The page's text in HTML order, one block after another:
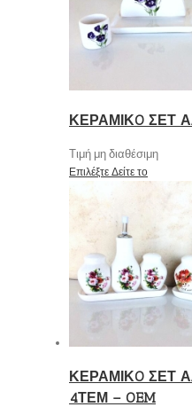
ΚΕΡΑΜΙΚO ΣΕΤ
Τιμή μη διαθέσιμη
Επιλέξτε Δείτε το
ΚΕΡΑΜΙΚO ΣΕΤ
4ΤΕΜ – OEM